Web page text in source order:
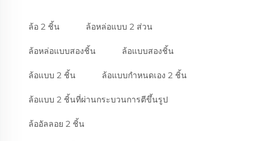
ล้อ 2 ชิ้น ล้อหล่อแบบ 2 ส่วน
ล้อหล่อแบบสองชิ้น ล้อแบบสองชิ้น
ล้อแบบ 2 ชิ้น ล้อแบบกำหนดเอง 2 ชิ้น
ล้อแบบ 2 ชิ้นที่ผ่านกระบวนการตีขึ้นรูป
ล้ออัลลอย 2 ชิ้น